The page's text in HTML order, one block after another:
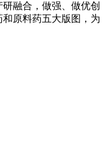
融合，做强、做优创
原料药五大版图，为